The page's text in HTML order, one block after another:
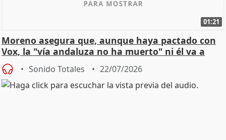
01:21
Moreno asegura que, aunque haya pactado con
Vox, la "vía andaluza no ha muerto" ni él va a
"cambiar"
Sonido Totales 22/07/2026